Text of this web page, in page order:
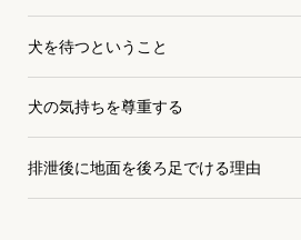
犬を待つということ
犬の気持ちを尊重する
排泄後に地面を後ろ足でける理由